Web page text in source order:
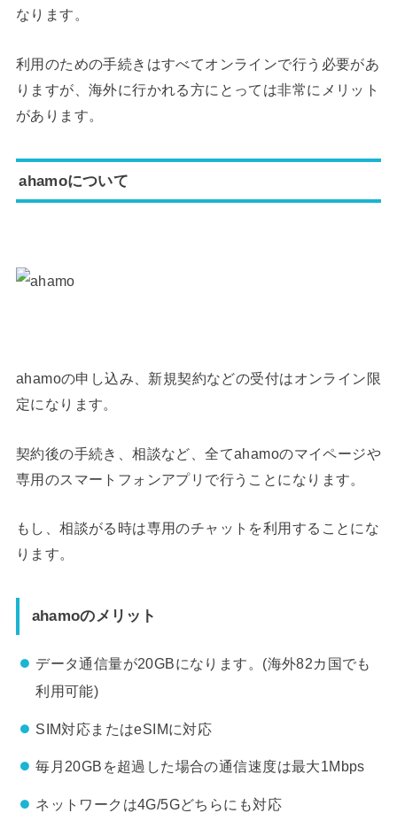
なります。
利用のための手続きはすべてオンラインで行う必要があ
りますが、海外に行かれる方にとっては非常にメリット
があります。
ahamoについて
ahamoの申し込み、新規契約などの受付はオンライン限
定になります。
契約後の手続き、相談など、全てahamoのマイページや
専用のスマートフォンアプリで行うことになります。
もし、相談がる時は専用のチャットを利用することにな
ります。
ahamoのメリット
データ通信量が20GBになります。(海外82カ国でも
利用可能)
SIM対応またはeSIMに対応
毎月20GBを超過した場合の通信速度は最大1Mbps
ネットワークは4G/5Gどちらにも対応